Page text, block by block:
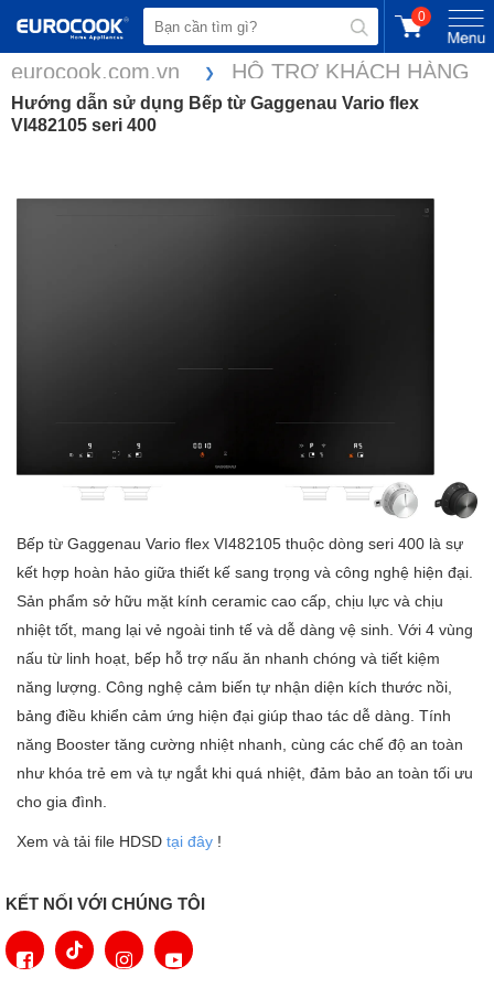
0
eurocook.com.vn HỖ TRỢ KHÁCH HÀNG
Hướng dẫn sử dụng Bếp từ Gaggenau Vario flex
VI482105 seri 400
Bếp từ Gaggenau Vario flex VI482105 thuộc dòng seri 400 là sự
kết hợp hoàn hảo giữa thiết kế sang trọng và công nghệ hiện đại.
Sản phẩm sở hữu mặt kính ceramic cao cấp, chịu lực và chịu
nhiệt tốt, mang lại vẻ ngoài tinh tế và dễ dàng vệ sinh. Với 4 vùng
nấu từ linh hoạt, bếp hỗ trợ nấu ăn nhanh chóng và tiết kiệm
năng lượng. Công nghệ cảm biến tự nhận diện kích thước nồi,
bảng điều khiển cảm ứng hiện đại giúp thao tác dễ dàng. Tính
năng Booster tăng cường nhiệt nhanh, cùng các chế độ an toàn
như khóa trẻ em và tự ngắt khi quá nhiệt, đảm bảo an toàn tối ưu
cho gia đình.
Xem và tải file HDSD tại đây !
KẾT NỐI VỚI CHÚNG TÔI